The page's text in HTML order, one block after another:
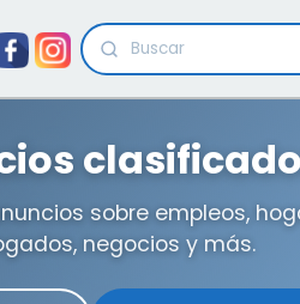
sobre empleos,
negocios y más.